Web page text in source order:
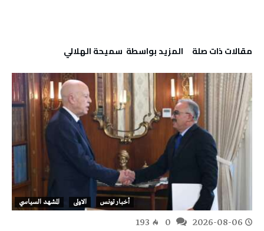
‫مقالات ذات صلة‬ ‫‫المزيد بواسطة‬ ‬ سميحة الهلالي
أخبار تونس الاولى المشهد السياسي
2026-08-06
193